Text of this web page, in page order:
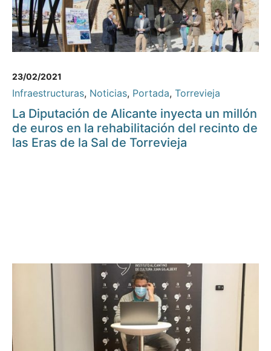
23/02/2021
Infraestructuras, Noticias, Portada, Torrevieja
La Diputación de Alicante inyecta un millón
de euros en la rehabilitación del recinto de
las Eras de la Sal de Torrevieja